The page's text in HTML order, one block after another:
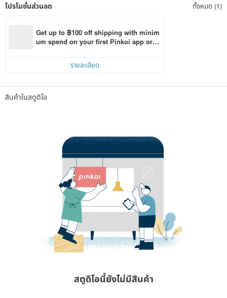
โปรโมชั่นส่วนลด ทั้งหมด (1)
Get up to ฿100 off shipping with minim
um spend on your first Pinkoi app orde
รายละเอียด
สินค้าในสตูดิโอ
สตูดิโอนี้ยังไม่มีสินค้า